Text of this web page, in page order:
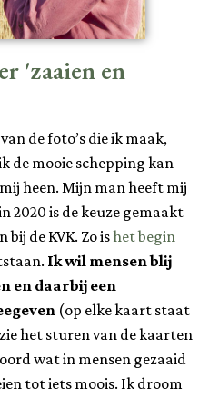
'zaaien en
de foto’s die ik maak,
de mooie schepping kan
heen. Mijn man heeft mij
2020 is de keuze gemaakt
de KVK. Zo ishet begin
Ik wil mensen blij
en daarbij een
(op elke kaart staat
het sturen van de kaarten
wat in mensen gezaaid
tot iets moois. Ik droom